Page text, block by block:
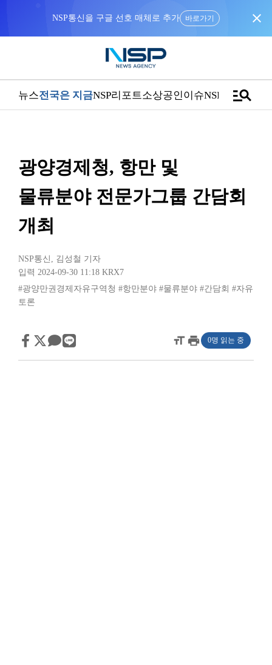
NSP통신을 구글 선호 매체로 추가 바로가기 close
뉴스전국은 지금NSP리포트소상공인이슈NSPTVmanage_search
광양경제청, 항만 및
물류분야 전문가그룹 간담회
개최
NSP통신 , 김성철 기자
입력 2024-09-30 11:18 KRX7
#광양만권경제자유구역청 #항만분야 #물류분야 #간담회 #자유
토론
format_sizeprint 0명 읽는 중